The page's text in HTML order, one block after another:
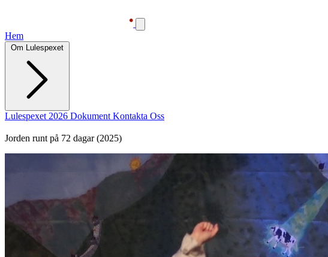
Hem
Om Lulespexet
Lulespexet 2026 DokumentKontakta Oss
Jorden runt på 72 dagar (2025)